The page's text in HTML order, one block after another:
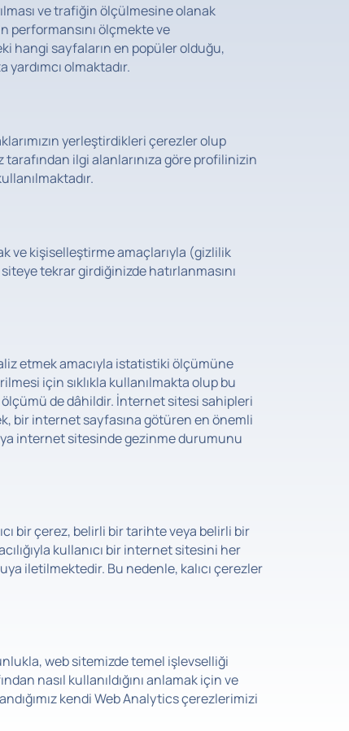
ve trafiğin ölçülmesine olanak
performansını ölçmekte ve
hangi sayfaların en popüler olduğu,
olmaktadır.
yerleştirdikleri çerezler olup
ilgi alanlarınıza göre profilinizin
ve kişiselleştirme amaçlarıyla (gizlilik
tekrar girdiğinizde hatırlanmasını
etmek amacıyla istatistiki ölçümüne
için sıklıkla kullanılmakta olup bu
de dâhildir. İnternet sitesi sahipleri
bir internet sayfasına götüren en önemli
internet sitesinde gezinme durumunu
bir çerez, belirli bir tarihte veya belirli bir
kullanıcı bir internet sitesini her
iletilmektedir. Bu nedenle, kalıcı çerezler
web sitemizde temel işlevselliği
nasıl kullanıldığını anlamak için ve
kendi Web Analytics çerezlerimizi